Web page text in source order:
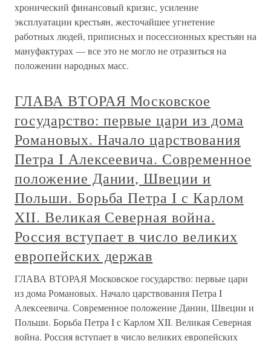
хронический финансовый кризис, усиление
эксплуатации крестьян, жесточайшее угнетение
работных людей, приписных и посессионных крестьян на
мануфактурах — все это не могло не отразиться на
положении народных масс.
ГЛАВА ВТОРАЯ Московское
государство: первые цари из дома
Романовых. Начало царствования
Петра I Алексеевича. Современное
положение Дании, Швеции и
Польши. Борьба Петра I с Карлом
XII. Великая Северная война.
Россия вступает в число великих
европейских держав
ГЛАВА ВТОРАЯ Московское государство: первые цари
из дома Романовых. Начало царствования Петра I
Алексеевича. Современное положение Дании, Швеции и
Польши. Борьба Петра I с Карлом XII. Великая Северная
война. Россия вступает в число великих европейских